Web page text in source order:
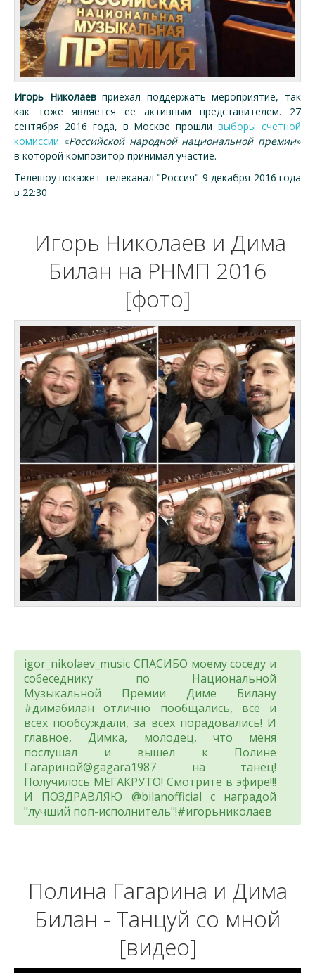
Игорь Николаевприехал поддержать мероприятие, так
как тоже является ее активным представителем. 27
сентября 2016 года, в Москве прошливыборы счетной
комиссии «Российской народной национальной премии»
в которой композитор принимал участие.
Телешоу покажет телеканал "Россия" 9 декабря 2016 года
в 22:30
Игорь Николаев и Дима
Билан на РНМП 2016
[фото]
igor_nikolaev_music СПАСИБО моему соседу и
собеседнику по Национальной
Музыкальной Премии Диме Билану
#димабилан отлично пообщались, всё и
всех пообсуждали, за всех порадовались! И
главное, Димка, молодец, что меня
послушал и вышел к Полине
Гагариной@gagara1987 на танец!
Получилось МЕГАКРУТО! Смотрите в эфире!!!
И ПОЗДРАВЛЯЮ @bilanofficial с наградой
"лучший поп-исполнитель"!#игорьниколаев
Полина Гагарина и Дима
Билан - Танцуй со мной
[видео]